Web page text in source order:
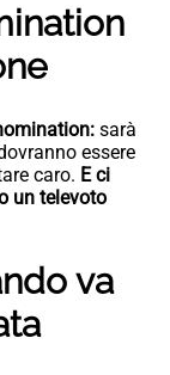
sarà
essere
caro. E ci
un televoto
va